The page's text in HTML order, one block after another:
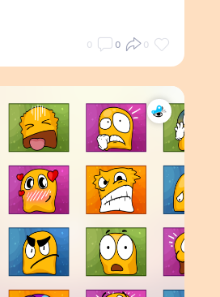
0 0 0